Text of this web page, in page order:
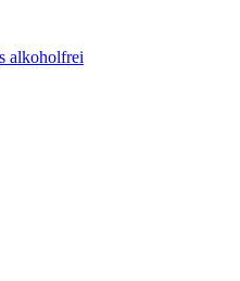
alkoholfrei